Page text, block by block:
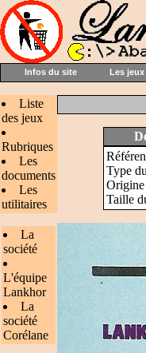
Infos du site Les
Liste
des jeux
Rubriques
Les
documents
Les
utilitaires
La
société
L'équipe
Lankhor
La
société
Corélane
Type
Origine
Taille